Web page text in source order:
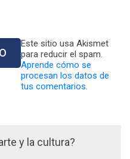
Este sitio usa Akismet
para reducir el spam.
Aprende cómo se
procesan los datos de
tus comentarios.
y la cultura?